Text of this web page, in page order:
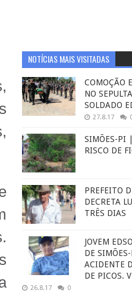
NOTÍCIAS MAIS VISITADAS
COMOÇÃO
NO
SOLDADO
27.8.17
SIMÕES-PI
RISCO DE
PREFEITO
DECRETA
TRÊS DIAS
JOVEM
DE
ACIDENTE
DE PICOS.
26.8.17 0